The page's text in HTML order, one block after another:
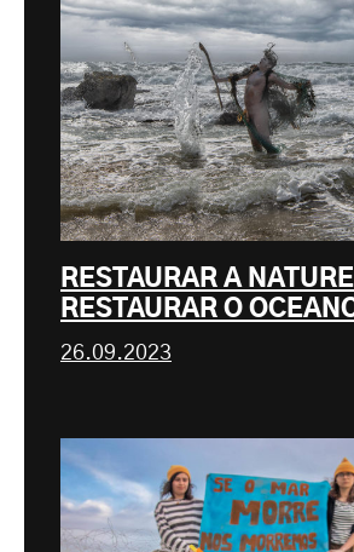
RESTAURAR A
RESTAURAR O
26.09.2023